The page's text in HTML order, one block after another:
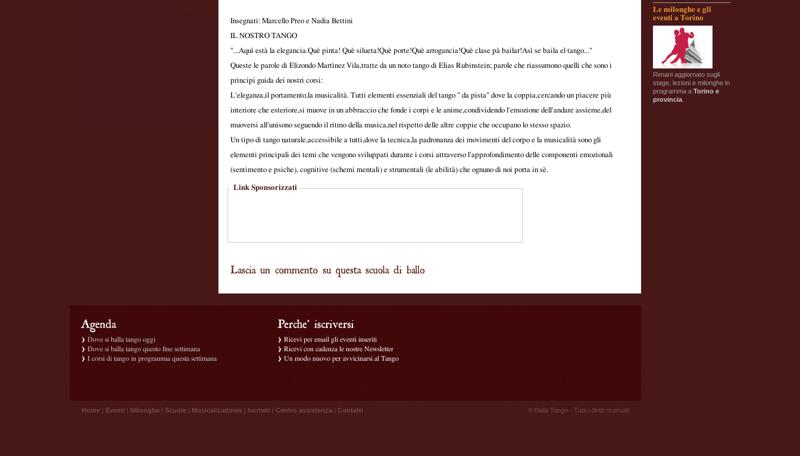
Le milonghe e gli
eventi a Torino
Rimani aggiornato sugli
stage, lezioni e milonghe in
programma a Torino e
provincia
Insegnati: Marcello Preo e Nadia Bettini
IL NOSTRO TANGO
"...Aquì està la elegancia.Què pinta! Què silueta!Què porte!Què arrogancia!Què clase pà bailar!Asì se baila el tango..."
Queste le parole di Elizondo Martìnez Vila,tratte da un noto tango di Elias Rubinstein; parole che riassumono quelli che sono i
principi guida dei nostri corsi:
L'eleganza,il portamento,la musicalità. Tutti elementi essenziali del tango " da pista" dove la coppia,cercando un piacere più
interiore che esteriore,si muove in un abbraccio che fonde i corpi e le anime,condividendo l'emozione dell'andare assieme,del
muoversi all'unisono seguendo il ritmo della musica,nel rispetto delle altre coppie che occupano lo stesso spazio.
Un tipo di tango naturale,accessibile a tutti,dove la tecnica,la padronanza dei movimenti del corpo e la musicalità sono gli
elementi principali dei temi che vengono sviluppati durante i corsi attraverso l'approfondimento delle componenti emozionali
(sentimento e psiche), cognitive (schemi mentali) e strumentali (le abilità) che ognuno di noi porta in sè.
Link Sponsorizzati
Dove si balla tango oggi
Dove si balla tango questo fine settimana
I corsi di tango in programma questa settimana
Ricevi per email gli eventi inseriti
Ricevi con cadenza le nostre Newsletter
Un modo nuovo per avvicinarsi al Tango
Home | Eventi | Milonghe | Scuole | Musicalizadores | Iscriviti | Centro assistenza | Contatti ® Balla Tango - Tutti i diritti riservati